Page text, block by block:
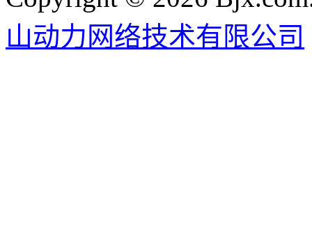
山动力网络技术有限公司